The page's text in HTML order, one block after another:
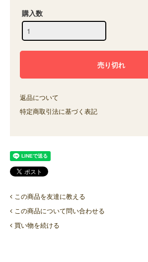
購入数
返品について
特定商取引法に基づく表記
この商品を友達に教える
この商品について問い合わせる
買い物を続ける